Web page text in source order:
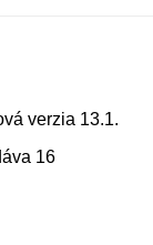
verzia 13.1.
16